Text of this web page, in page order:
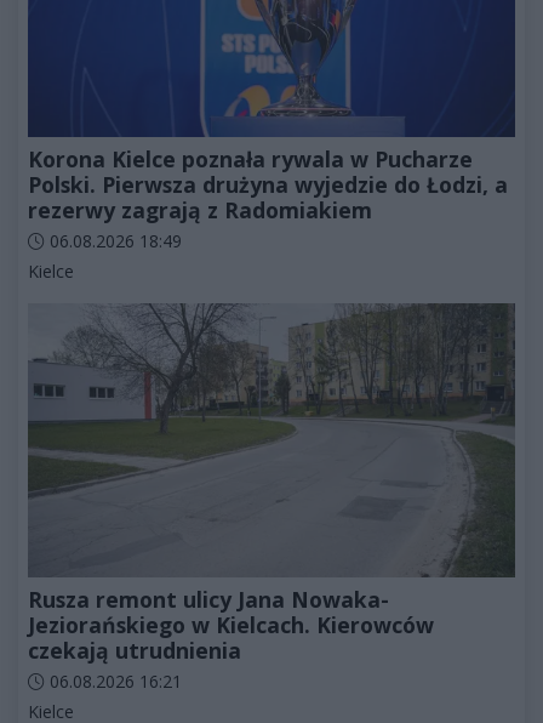
Korona Kielce poznała rywala w Pucharze
Polski. Pierwsza drużyna wyjedzie do Łodzi, a
rezerwy zagrają z Radomiakiem
Data dodania artykułu:
06.08.2026 18:49
Kategorie artykułu:
Kielce
Rusza remont ulicy Jana Nowaka-
Jeziorańskiego w Kielcach. Kierowców
czekają utrudnienia
Data dodania artykułu:
06.08.2026 16:21
Kategorie artykułu:
Kielce